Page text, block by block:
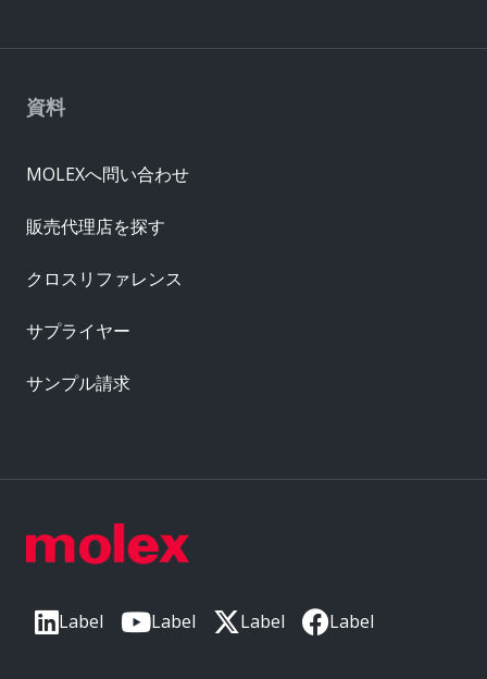
Label Label Label Label
資料
MOLEXへ問い合わせ
販売代理店を探す
クロスリファレンス
サプライヤー
サンプル請求